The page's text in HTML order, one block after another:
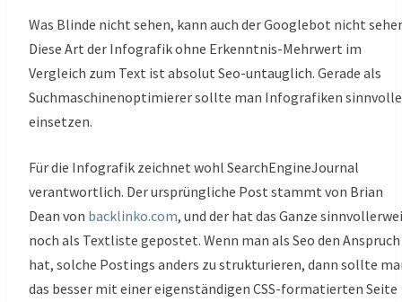
Was Blinde nicht sehen, kann auch der Googlebot nicht
Diese Art der Infografik ohne Erkenntnis-Mehrwert im
Vergleich zum Text ist absolut Seo-untauglich. Gerade als
Suchmaschinenoptimierer sollte man Infografiken
einsetzen.
Für die Infografik zeichnet wohl SearchEngineJournal
verantwortlich. Der ursprüngliche Post stammt von Brian
Dean von backlinko.com, und der hat das Ganze
noch als Textliste gepostet. Wenn man als Seo den Anspruch
hat, solche Postings anders zu strukturieren, dann sollte
das besser mit einer eigenständigen CSS-formatierten Seite